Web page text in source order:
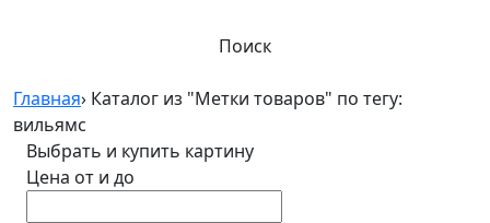
Поиск
Главная› Каталог из "Метки товаров" по тегу:
вильямс
Выбрать и купить картину
Цена от и до